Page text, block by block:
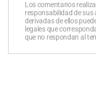
Los comentarios
responsabilidad de sus
derivadas de ellos
legales que
que no respondan al